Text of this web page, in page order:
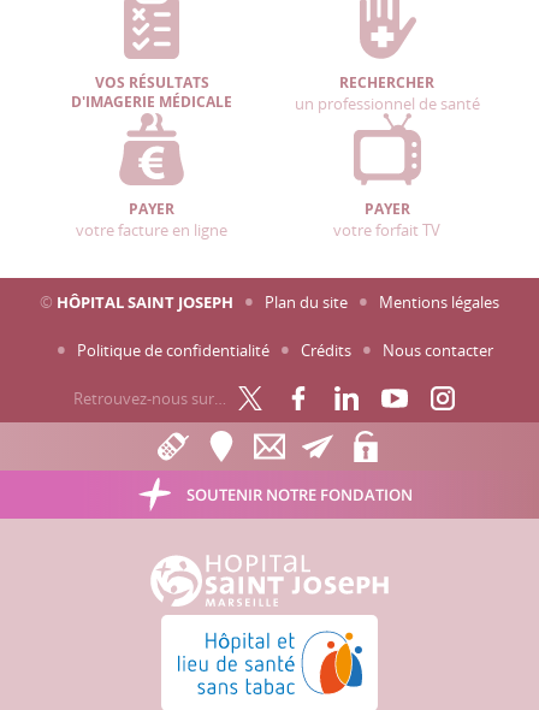
VOS RÉSULTATS
D'IMAGERIE MÉDICALE
RECHERCHER
un professionnel de santé
PAYER
votre facture en ligne
PAYER
votre forfait TV
© HÔPITAL SAINT JOSEPH Plan du site Mentions légales
Politique de confidentialité Crédits Nous contacter
Retrouvez-nous sur…
SOUTENIR NOTRE FONDATION
Hôpital Saint Joseph - Marseille
Hôpital et lieu de santé sans tabac